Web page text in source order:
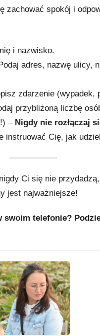
zachować spokój i
i nazwisko.
adres, nazwę ulicy,
zdarzenie (wypadek,
przybliżoną liczbę
– Nigdy nie rozłączaj
instruować Cię, jak
Ci się nie
jest najważniejsze!
telefonie?